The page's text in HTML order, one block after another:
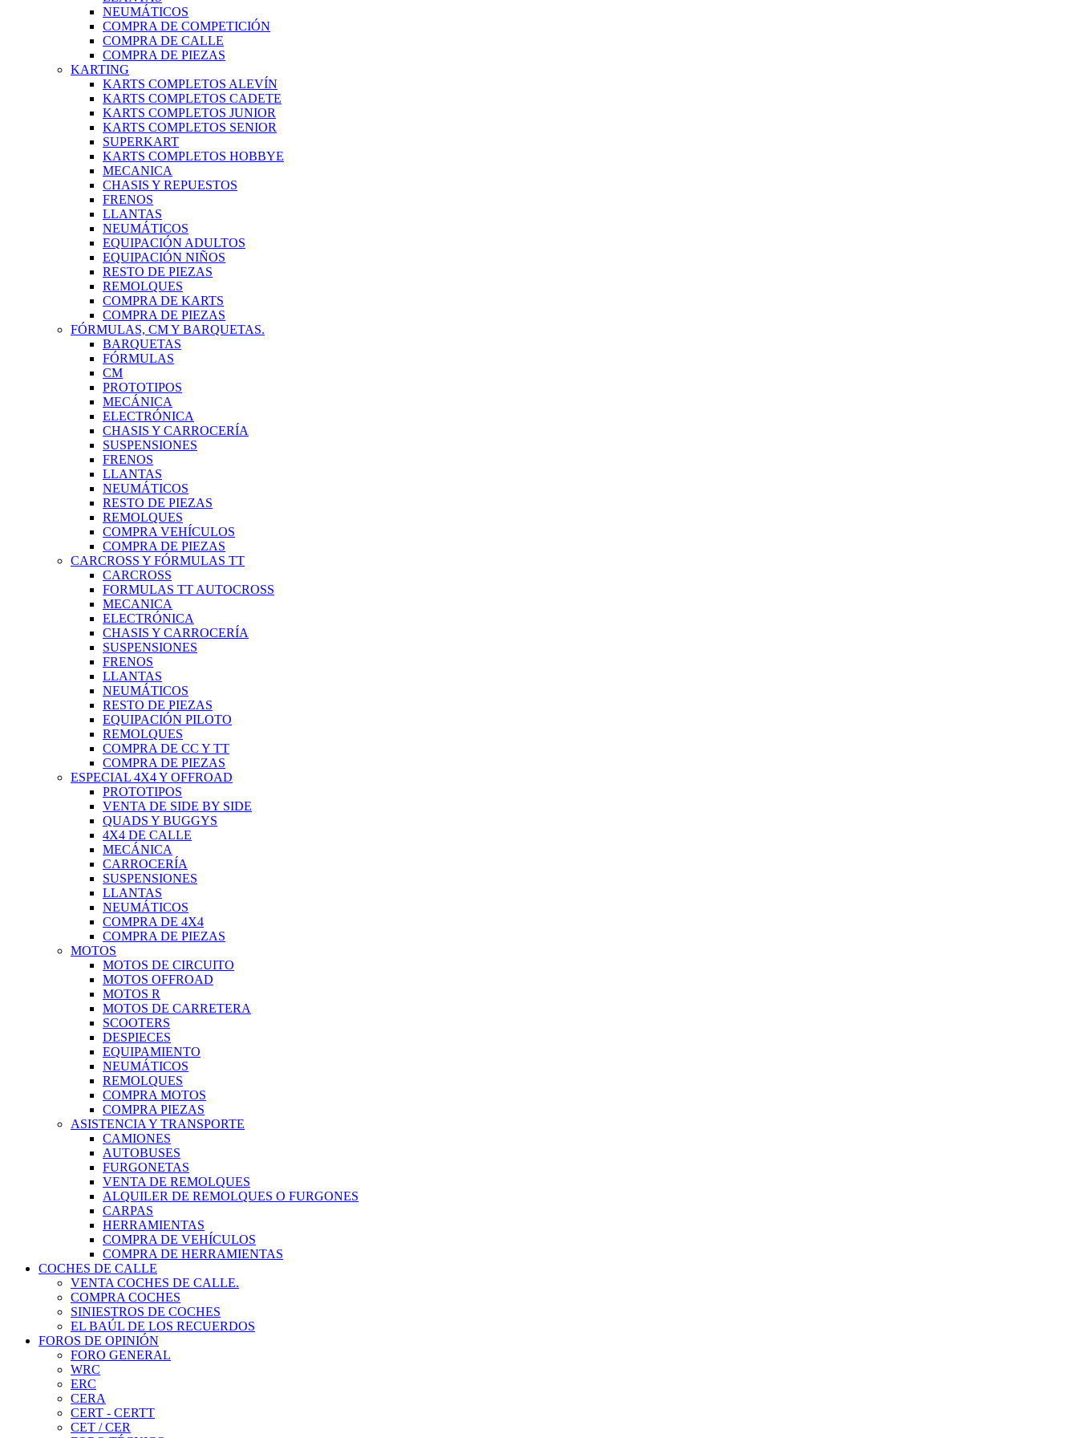
NEUMÁTICOS
COMPRA DE COMPETICIÓN
COMPRA DE CALLE
COMPRA DE PIEZAS
KARTING
KARTS COMPLETOS ALEVÍN
KARTS COMPLETOS CADETE
KARTS COMPLETOS JUNIOR
KARTS COMPLETOS SENIOR
SUPERKART
KARTS COMPLETOS HOBBYE
MECANICA
CHASIS Y REPUESTOS
FRENOS
LLANTAS
NEUMÁTICOS
EQUIPACIÓN ADULTOS
EQUIPACIÓN NIÑOS
RESTO DE PIEZAS
REMOLQUES
COMPRA DE KARTS
COMPRA DE PIEZAS
FÓRMULAS, CM Y BARQUETAS.
BARQUETAS
FÓRMULAS
CM
PROTOTIPOS
MECÁNICA
ELECTRÓNICA
CHASIS Y CARROCERÍA
SUSPENSIONES
FRENOS
LLANTAS
NEUMÁTICOS
RESTO DE PIEZAS
REMOLQUES
COMPRA VEHÍCULOS
COMPRA DE PIEZAS
CARCROSS Y FÓRMULAS TT
CARCROSS
FORMULAS TT AUTOCROSS
MECANICA
ELECTRÓNICA
CHASIS Y CARROCERÍA
SUSPENSIONES
FRENOS
LLANTAS
NEUMÁTICOS
RESTO DE PIEZAS
EQUIPACIÓN PILOTO
REMOLQUES
COMPRA DE CC Y TT
COMPRA DE PIEZAS
ESPECIAL 4X4 Y OFFROAD
PROTOTIPOS
VENTA DE SIDE BY SIDE
QUADS Y BUGGYS
4X4 DE CALLE
MECÁNICA
CARROCERÍA
SUSPENSIONES
LLANTAS
NEUMÁTICOS
COMPRA DE 4X4
COMPRA DE PIEZAS
MOTOS
MOTOS DE CIRCUITO
MOTOS OFFROAD
MOTOS R
MOTOS DE CARRETERA
SCOOTERS
DESPIECES
EQUIPAMIENTO
NEUMÁTICOS
REMOLQUES
COMPRA MOTOS
COMPRA PIEZAS
ASISTENCIA Y TRANSPORTE
CAMIONES
AUTOBUSES
FURGONETAS
VENTA DE REMOLQUES
ALQUILER DE REMOLQUES O FURGONES
CARPAS
HERRAMIENTAS
COMPRA DE VEHÍCULOS
COMPRA DE HERRAMIENTAS
COCHES DE CALLE
VENTA COCHES DE CALLE.
COMPRA COCHES
SINIESTROS DE COCHES
EL BAÚL DE LOS RECUERDOS
FOROS DE OPINIÓN
FORO GENERAL
WRC
ERC
CERA
CERT - CERTT
CET / CER